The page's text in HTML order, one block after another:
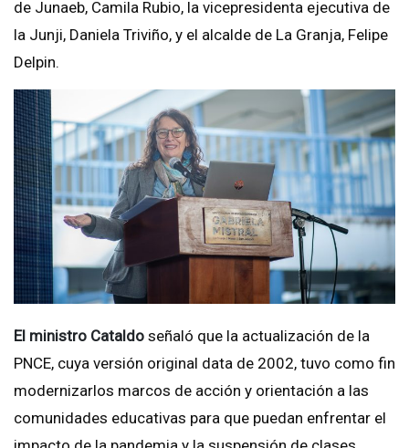
de Junaeb, Camila Rubio, la vicepresidenta ejecutiva de
la Junji, Daniela Triviño, y el alcalde de La Granja, Felipe
Delpin.
El ministro Cataldo señaló que la actualización de la
PNCE, cuya versión original data de 2002, tuvo como fin
modernizarlos marcos de acción y orientación a las
comunidades educativas para que puedan enfrentar el